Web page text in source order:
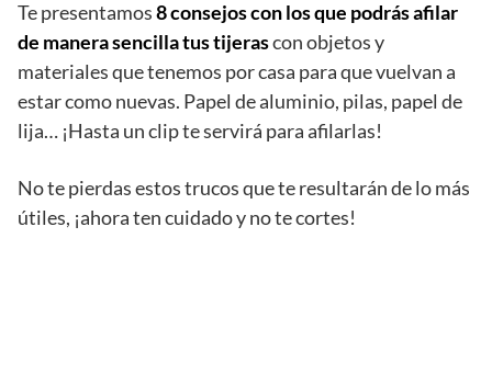
Te presentamos8 consejos con los que podrás afilar
de manera sencilla tus tijerascon objetos y
materiales que tenemos por casa para que vuelvan a
estar como nuevas. Papel de aluminio, pilas, papel de
lija… ¡Hasta un clip te servirá para afilarlas!
No te pierdas estos trucos que te resultarán de lo más
útiles, ¡ahora ten cuidado y no te cortes!